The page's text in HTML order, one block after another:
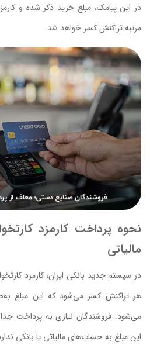
در این پیامک، مبلغ خرید ذکر شده و
مرتبه تراکنش کسر خواهد شد.
مالیاتی
در سیستم جدید بانکی ایران، کارمزد
هر تراکنش کسر می‌شود که این مبلغ
می‌شود. فروشندگان نیازی به پرداخت
این مبلغ به حساب‌های مالیاتی یا بانکی